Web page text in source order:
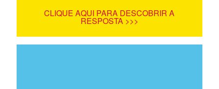
CLIQUE AQUI PARA DESCOBRIR A
RESPOSTA >>>